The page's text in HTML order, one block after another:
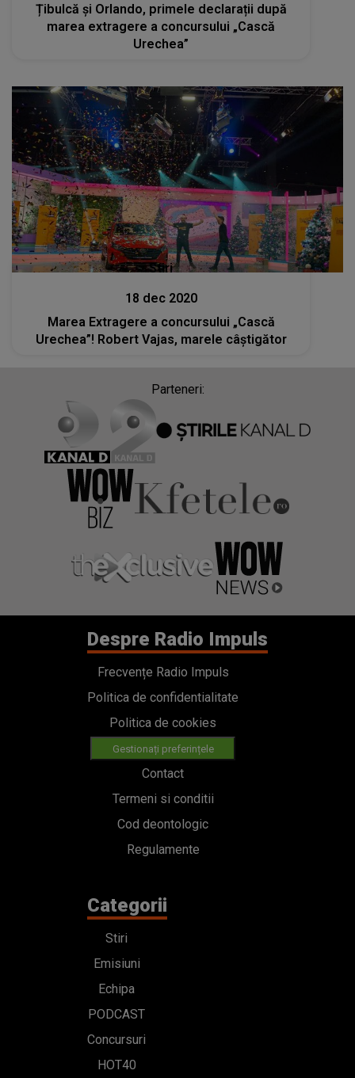
Țibulcă și Orlando, primele declarații după
marea extragere a concursului „Cască
Urechea”
Stiri
18 dec 2020
Marea Extragere a concursului „Cască
Urechea”! Robert Vajas, marele câștigător
Parteneri:
Despre Radio Impuls
Frecvențe Radio Impuls
Politica de confidentialitate
Politica de cookies
Gestionați preferințele
Contact
Termeni si conditii
Cod deontologic
Regulamente
Categorii
Stiri
Emisiuni
Echipa
PODCAST
Concursuri
HOT40